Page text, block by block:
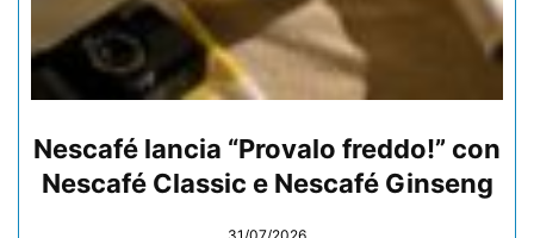
Nescafé lancia “Provalo freddo!” con
Nescafé Classic e Nescafé Ginseng